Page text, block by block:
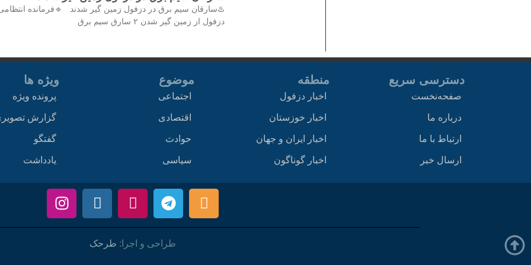
♨️سارقان سیم برق در دزفول زمین گیر شدند 🔹فرمانده
دزفول از زمین گیر شدن ۲ سارق سیم برق
دسترسی سریع
صفحه‌نخست
درباره ما
ارتباط با ما
ارسال خبر
منطقه
اخبار دزفول
اخبار خوزستان
اخبار ایران و جهان
اخبار گوناگون
موضوع
اجتماعی
اقتصادی
حوادث
سیاسی
ویژه ها
پرونده ویژه
گزارش
گفتگو
یادداشت
طراحی و اجرا: طرحک